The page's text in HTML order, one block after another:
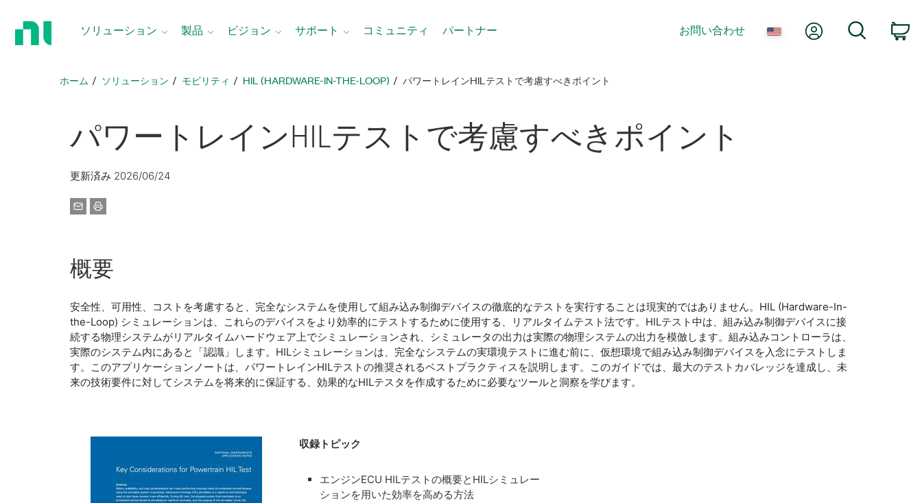
ソリューション 製品 ビジョン サポート コミュニティ パートナー お問い合わせ Myアカウント
ホーム ソリューション モビリティ HIL (HARDWARE-IN-THE-LOOP) パワートレインHILテストで考慮すべきポイント
パワー トレインHILテスト で考慮すべき ポイント
更新済み 2026/06/24
概要
安全性、可用性、コストを考慮すると、完全なシステムを使用して組み込み制御デバイスの徹底的なテストを実行することは現実的ではありません。HIL (Hardware-In-
the-Loop) シミュレーションは、これらのデバイスをより効率的にテストするために使用する、リアルタイムテスト法です。HILテスト中は、組み込み制御デバイスに接
続する物理システムがリアルタイムハードウェア上でシミュレーションされ、シミュレータの出力は実際の物理システムの出力を模倣します。組み込みコントローラは、
実際のシステム内にあると「認識」します。HILシミュレーションは、完全なシステムの実環境テストに進む前に、仮想環境で組み込み制御デバイスを入念にテストしま
す。このアプリケーションノートは、パワートレインHILテストの推奨されるベストプラクティスを説明します。このガイドでは、最大のテストカバレッジを達成し、未
来の技術要件に対してシステムを将来的に保証する、効果的なHILテスタを作成するために必要なツールと洞察を学びます。
収録トピック
エンジンECU HILテストの概要とHILシミュレー
ションを用いた効率を高める方法